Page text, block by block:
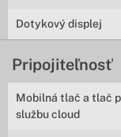
Dotykový displej
Pripojiteľnosť
Mobilná tlač a tlač
službu cloud